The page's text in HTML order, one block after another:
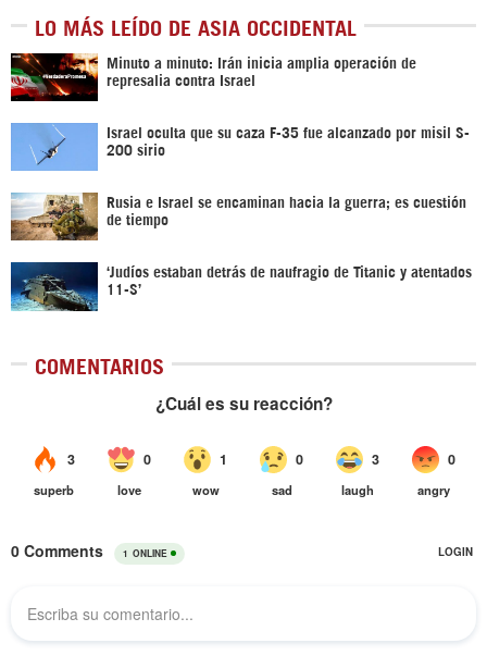
LO MÁS LEÍDO DE ASIA OCCIDENTAL
Minuto a minuto: Irán inicia amplia operación de
represalia contra Israel
Israel oculta que su caza F-35 fue alcanzado por misil S-
200 sirio
Rusia e Israel se encaminan hacia la guerra; es cuestión
de tiempo
‘Judíos estaban detrás de naufragio de Titanic y atentados
11-S’
COMENTARIOS